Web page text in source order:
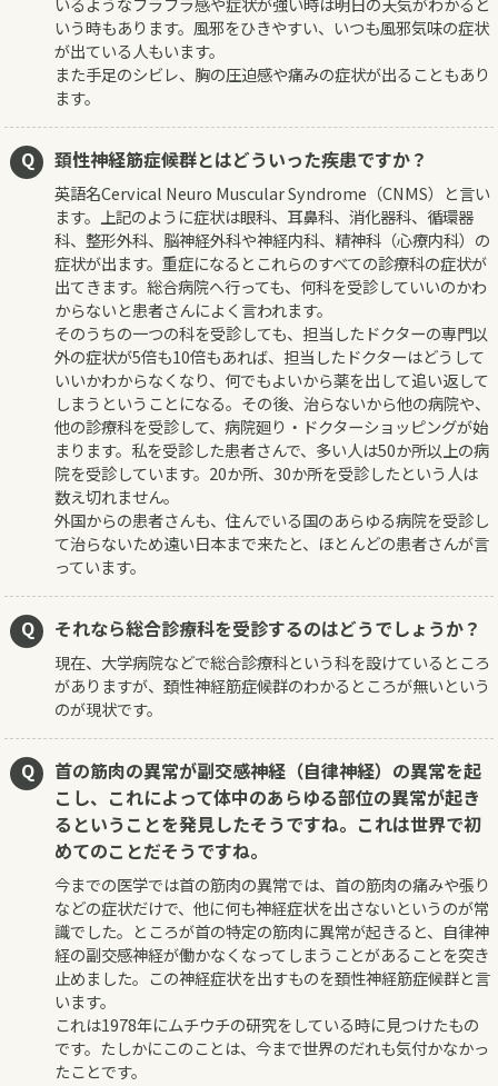
いう時もあります。風邪をひきやすい、いつも風邪気味の症状
が出ている人もいます。
また手足のシビレ、胸の圧迫感や痛みの症状が出ることもあり
ます。
頚性神経筋症候群とはどういった疾患ですか？
英語名Cervical Neuro Muscular Syndrome（CNMS）と言い
ます。上記のように症状は眼科、耳鼻科、消化器科、循環器
科、整形外科、脳神経外科や神経内科、精神科（心療内科）の
症状が出ます。重症になるとこれらのすべての診療科の症状が
出てきます。総合病院へ行っても、何科を受診していいのかわ
からないと患者さんによく言われます。
そのうちの一つの科を受診しても、担当したドクターの専門以
外の症状が5倍も10倍もあれば、担当したドクターはどうして
いいかわからなくなり、何でもよいから薬を出して追い返して
しまうということになる。その後、治らないから他の病院や、
他の診療科を受診して、病院廻り・ドクターショッピングが始
まります。私を受診した患者さんで、多い人は50か所以上の病
院を受診しています。20か所、30か所を受診したという人は
数え切れません。
外国からの患者さんも、住んでいる国のあらゆる病院を受診し
て治らないため遠い日本まで来たと、ほとんどの患者さんが言
っています。
それなら総合診療科を受診するのはどうでしょうか？
現在、大学病院などで総合診療科という科を設けているところ
がありますが、頚性神経筋症候群のわかるところが無いという
のが現状です。
首の筋肉の異常が副交感神経（自律神経）の異常を起
こし、これによって体中のあらゆる部位の異常が起き
るということを発見したそうですね。これは世界で初
めてのことだそうですね。
今までの医学では首の筋肉の異常では、首の筋肉の痛みや張り
などの症状だけで、他に何も神経症状を出さないというのが常
識でした。ところが首の特定の筋肉に異常が起きると、自律神
経の副交感神経が働かなくなってしまうことがあることを突き
止めました。この神経症状を出すものを頚性神経筋症候群と言
います。
これは1978年にムチウチの研究をしている時に見つけたもの
です。たしかにこのことは、今まで世界のだれも気付かなかっ
たことです。